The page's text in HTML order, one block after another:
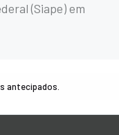
(Siape) em
antecipados.